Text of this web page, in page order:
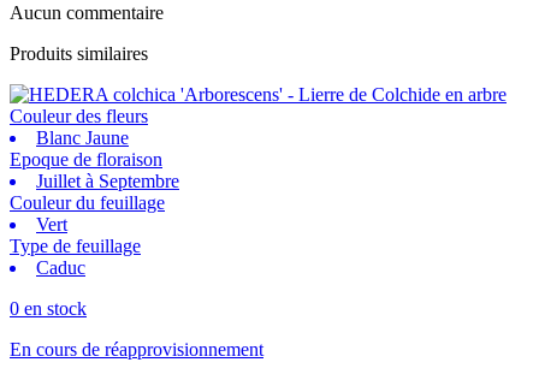
Aucun commentaire
Produits similaires
Couleur des fleurs
Blanc Jaune
Epoque de floraison
Juillet à Septembre
Couleur du feuillage
Vert
Type de feuillage
Caduc
0 en stock
En cours de réapprovisionnement